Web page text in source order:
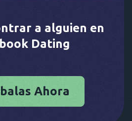
a alguien en
Dating
Ahora